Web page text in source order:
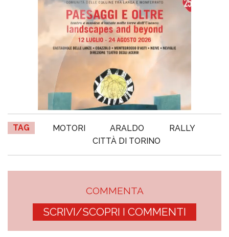
TAG MOTORI ARALDO
RALLY
CITTÀ DI TORINO
COMMENTA
SCRIVI/SCOPRI I COMMENTI